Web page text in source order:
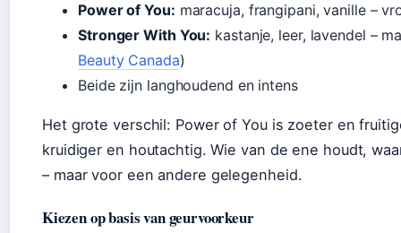
Power of You: maracuja, frangipani, vanille –
Stronger With You: kastanje, leer, lavendel –
Beauty Canada)
Beide zijn langhoudend en intens
Het grote verschil: Power of You is zoeter en
kruidiger en houtachtig. Wie van de ene houdt,
– maar voor een andere gelegenheid.
Kiezen op basis van geurvoorkeur